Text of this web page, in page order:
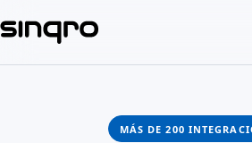
MÁS DE 200